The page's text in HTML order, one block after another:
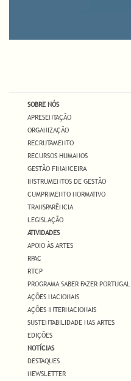
SOBRE NÓS
APRESENTAÇÃO
ORGANIZAÇÃO
RECRUTAMENTO
RECURSOS HUMANOS
GESTÃO FINANCEIRA
INSTRUMENTOS DE GESTÃO
CUMPRIMENTO NORMATIVO
TRANSPARÊNCIA
LEGISLAÇÃO
ATIVIDADES
APOIO ÀS ARTES
RPAC
RTCP
PROGRAMA SABER FAZER PORTUGAL
AÇÕES NACIONAIS
AÇÕES INTERNACIONAIS
SUSTENTABILIDADE NAS ARTES
EDIÇÕES
NOTÍCIAS
DESTAQUES
NEWSLETTER